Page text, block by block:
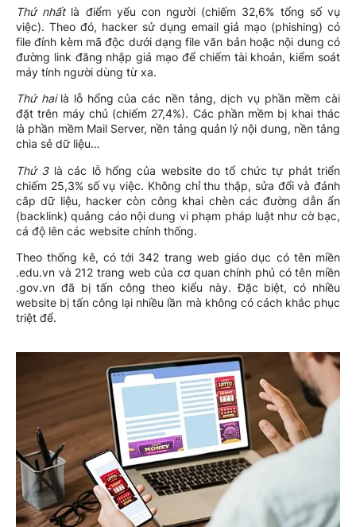
Thứ nhấtlà điểm yếu con người (chiếm 32,6% tổng số vụ
việc). Theo đó, hacker sử dụng email giả mạo (phishing) có
file đính kèm mã độc dưới dạng file văn bản hoặc nội dung có
đường link đăng nhập giả mạo để chiếm tài khoản, kiểm soát
máy tính người dùng từ xa.
Thứ hailà lỗ hổng của các nền tảng, dịch vụ phần mềm cài
đặt trên máy chủ (chiếm 27,4%). Các phần mềm bị khai thác
là phần mềm Mail Server, nền tảng quản lý nội dung, nền tảng
chia sẻ dữ liệu…
Thứ 3là các lỗ hổng của website do tổ chức tự phát triển
chiếm 25,3% số vụ việc. Không chỉ thu thập, sửa đổi và đánh
cắp dữ liệu, hacker còn công khai chèn các đường dẫn ẩn
(backlink) quảng cáo nội dung vi phạm pháp luật như cờ bạc,
cá độ lên các website chính thống.
Theo thống kê, có tới 342 trang web giáo dục có tên miền
.edu.vn và 212 trang web của cơ quan chính phủ có tên miền
.gov.vn đã bị tấn công theo kiểu này. Đặc biệt, có nhiều
website bị tấn công lại nhiều lần mà không có cách khắc phục
triệt để.